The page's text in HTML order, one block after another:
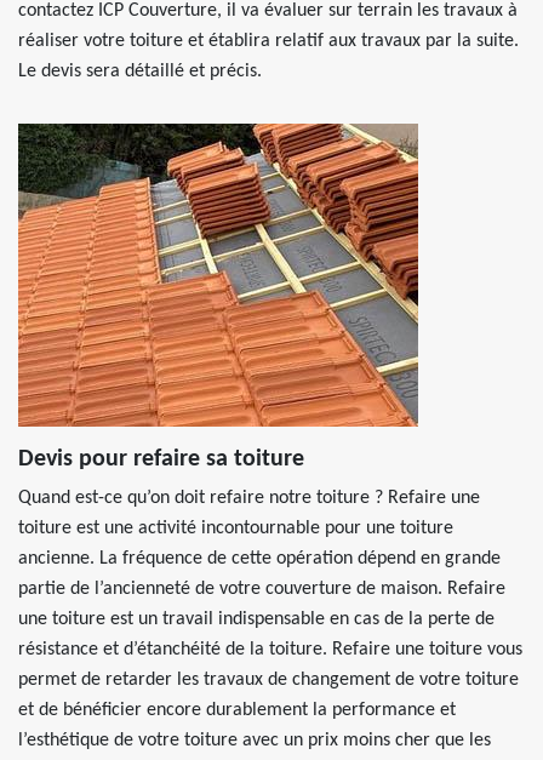
contactez ICP Couverture, il va évaluer sur terrain les travaux à
réaliser votre toiture et établira relatif aux travaux par la suite.
Le devis sera détaillé et précis.
Devis pour refaire sa toiture
Quand est-ce qu’on doit refaire notre toiture ? Refaire une
toiture est une activité incontournable pour une toiture
ancienne. La fréquence de cette opération dépend en grande
partie de l’ancienneté de votre couverture de maison. Refaire
une toiture est un travail indispensable en cas de la perte de
résistance et d’étanchéité de la toiture. Refaire une toiture vous
permet de retarder les travaux de changement de votre toiture
et de bénéficier encore durablement la performance et
l’esthétique de votre toiture avec un prix moins cher que les